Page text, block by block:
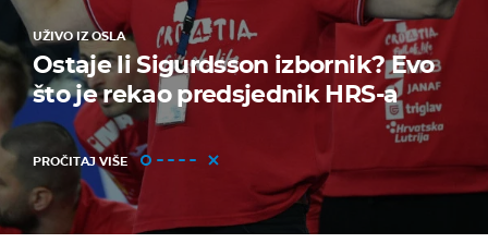
UŽIVO IZ OSLA
Ostaje li Sigurdsson izbornik? Evo
što je rekao predsjednik HRS-a
PROČITAJ VIŠE